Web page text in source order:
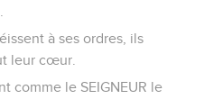
à ses ordres, ils
leur cœur.
comme le SEIGNEUR le